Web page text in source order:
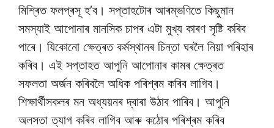
মিশ্ৰিত ফলপ্ৰসূ হ’ব। সপ্তাহটোৰ আৰম্ভণিতে কিছুমান
সমস্যাই আপোনাৰ মানসিক চাপৰ এটা মুখ্য কাৰণ সৃষ্টি কৰিব
পাৰে। যিকোনো ক্ষেত্ৰত কৰ্মস্থানৰ চিন্তা ঘৰলৈ নিয়া পৰিহাৰ
কৰিব। এই সপ্তাহত আপুনি আপোনাৰ কামৰ ক্ষেত্ৰত
সফলতা অৰ্জন কৰিবলৈ অধিক পৰিশ্ৰম কৰিব লাগিব।
শিক্ষাৰ্থীসকলৰ মন অধ্যয়নৰ দ্বাৰা উঠাব পাৰিব। আপুনি
অলসতা ত্যাগ কৰিব লাগিব আৰু কঠোৰ পৰিশ্ৰম কৰিব